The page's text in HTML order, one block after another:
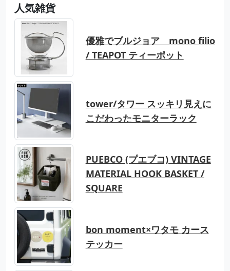
人気雑貨
優雅でブルジョア mono filio
/ TEAPOT ティーポット
tower/タワー スッキリ見えに
こだわったモニターラック
PUEBCO (プエブコ) VINTAGE
MATERIAL HOOK BASKET /
SQUARE
bon moment×ワタモ カース
テッカー